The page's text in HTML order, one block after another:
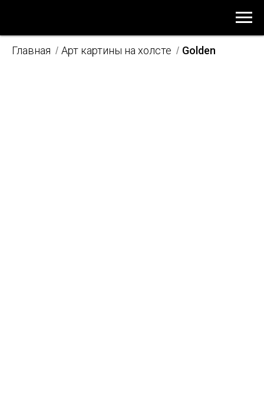
Главная / Арт картины на холсте / Golden